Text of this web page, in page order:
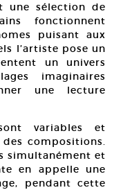
une sélection de
fonctionnent
puisant aux
l’artiste pose un
un univers
imaginaires
une lecture
variables et
compositions.
simultanément et
en appelle une
pendant cette